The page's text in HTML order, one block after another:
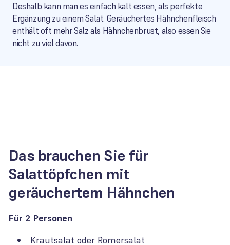
Deshalb kann man es einfach kalt essen, als perfekte
Ergänzung zu einem Salat. Geräuchertes Hähnchenfleisch
enthält oft mehr Salz als Hähnchenbrust, also essen Sie
nicht zu viel davon.
Das brauchen Sie für
Salattöpfchen mit
geräuchertem Hähnchen
Für 2 Personen
Krautsalat oder Römersalat